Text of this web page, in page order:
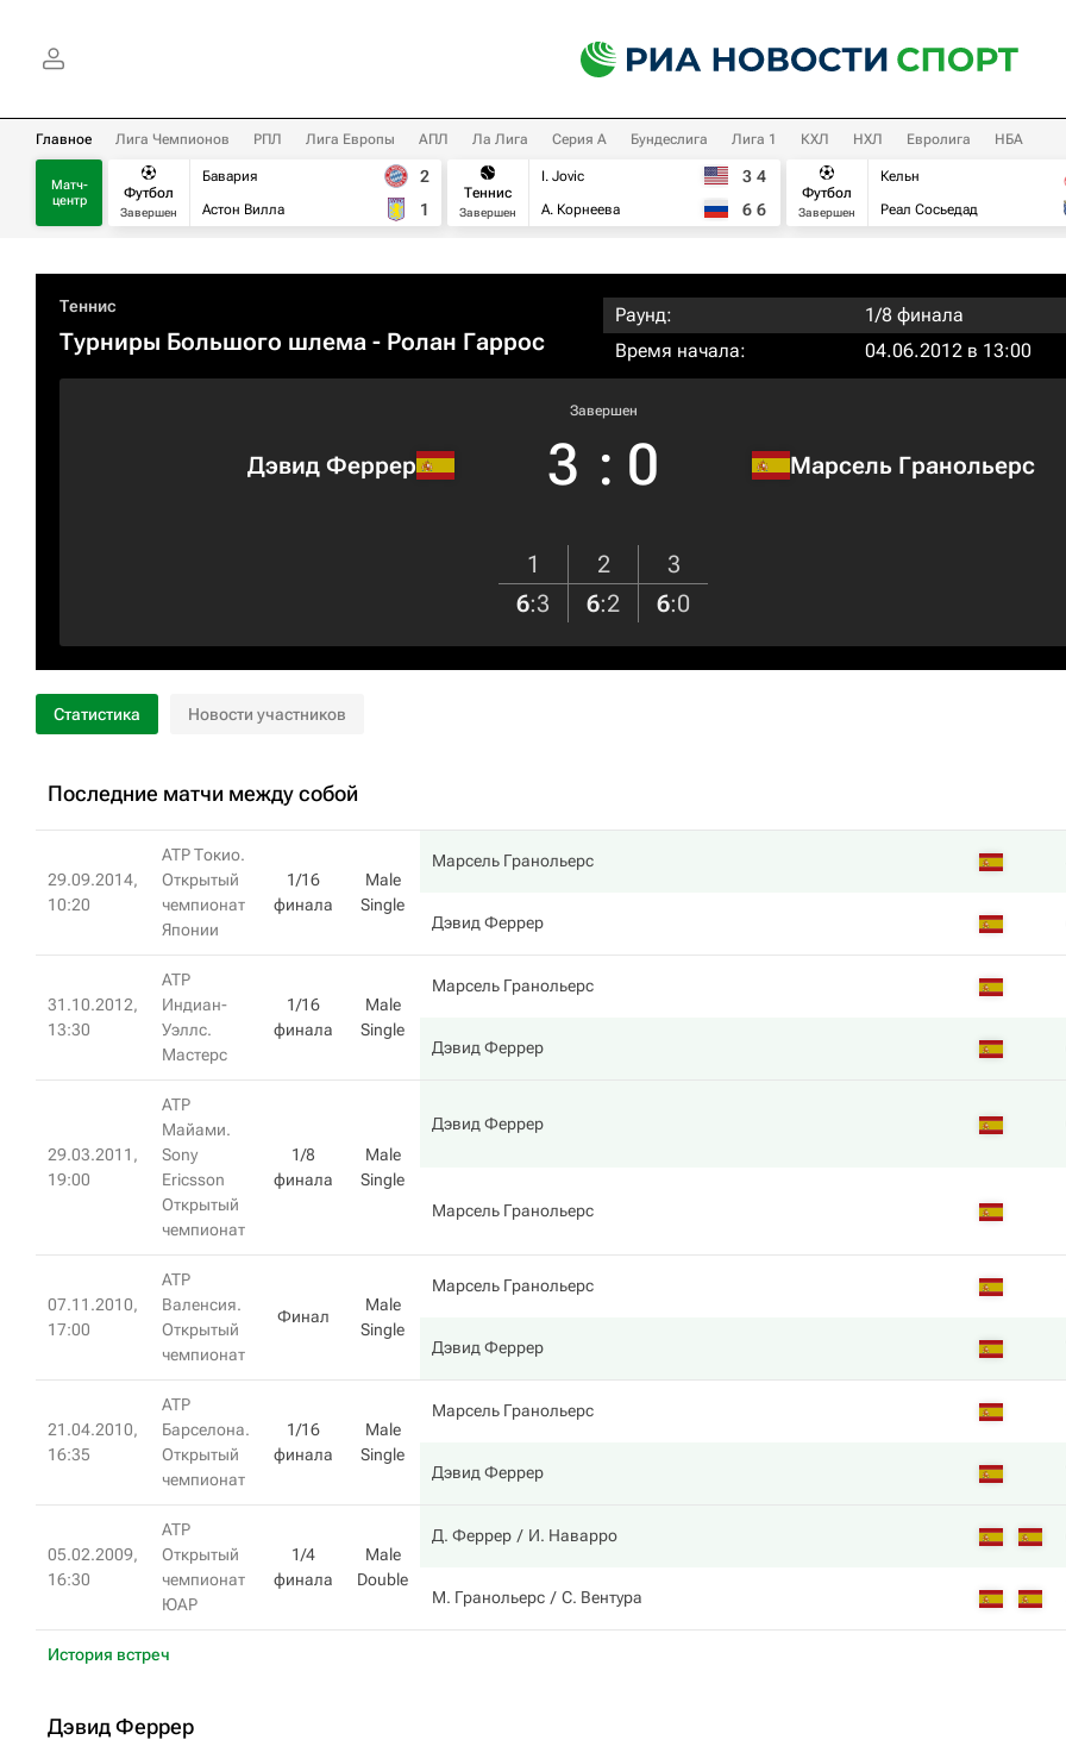
Главное Лига Чемпионов РПЛ Лига Европы АПЛ Ла Лига Серия А Бундеслига Лига 1 КХЛ НХЛ Евролига НБА
Матч-
центр
Футбол
Завершен
Бавария
Астон Вилла
2
1
Теннис
Завершен
I. Jovic
А. Корнеева
3 4
6 6
Футбол
Завершен
Кельн
Реал Сосьедад
Теннис
Турниры Большого шлема - Ролан Гаррос
Раунд:
1/8 финала
Время начала:
04.06.2012 в 13:00
Дэвид Феррер
Завершен
3 : 0 Марсель Гранольерс
1 2
3
6:3 6:2 6:0
Статистика Новости участников
Последние матчи между собой
29.09.2014,
10:20
ATP Токио.
Открытый
чемпионат
Японии
1/16
финала
Male
Single
Марсель Гранольерс
Дэвид Феррер
31.10.2012,
13:30
ATP
Индиан-
Уэллс.
Мастерс
1/16
финала
Male
Single
Марсель Гранольерс
Дэвид Феррер
29.03.2011,
19:00
ATP
Майами.
Sony
Ericsson
Открытый
чемпионат
1/8
финала
Male
Single
Дэвид Феррер
Марсель Гранольерс
07.11.2010,
17:00
ATP
Валенсия.
Открытый
чемпионат
Финал
Male
Single
Марсель Гранольерс
Дэвид Феррер
21.04.2010,
16:35
ATP
Барселона.
Открытый
чемпионат
1/16
финала
Male
Single
Марсель Гранольерс
Дэвид Феррер
05.02.2009,
16:30
ATP
Открытый
чемпионат
ЮАР
1/4
финала
Male
Double
Д. Феррер И. Наварро
М. Гранольерс С. Вентура
История встреч
Дэвид Феррер